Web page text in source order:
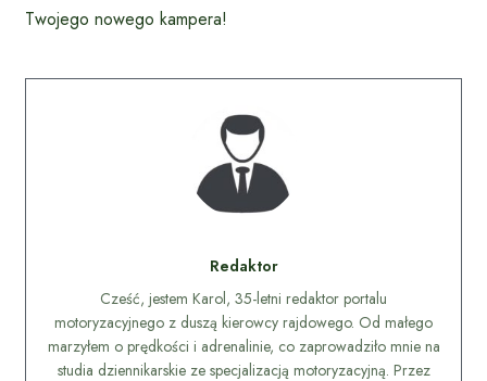
Twojego nowego kampera!
Redaktor
Cześć, jestem Karol, 35-letni redaktor portalu
motoryzacyjnego z duszą kierowcy rajdowego. Od małego
marzyłem o prędkości i adrenalinie, co zaprowadziło mnie na
studia dziennikarskie ze specjalizacją motoryzacyjną. Przez